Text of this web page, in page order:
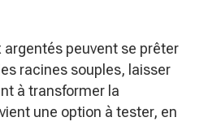
peuvent se prêter
racines souples, laisser
à transformer la
une option à tester, en